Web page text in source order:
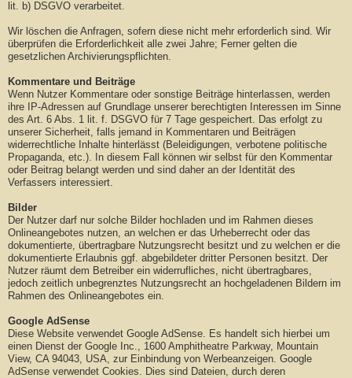
lit. b) DSGVO verarbeitet.
Wir löschen die Anfragen, sofern diese nicht mehr erforderlich sind. Wir
überprüfen die Erforderlichkeit alle zwei Jahre; Ferner gelten die
gesetzlichen Archivierungspflichten.
Kommentare und Beiträge
Wenn Nutzer Kommentare oder sonstige Beiträge hinterlassen, werden
ihre IP-Adressen auf Grundlage unserer berechtigten Interessen im Sinne
des Art. 6 Abs. 1 lit. f. DSGVO für 7 Tage gespeichert. Das erfolgt zu
unserer Sicherheit, falls jemand in Kommentaren und Beiträgen
widerrechtliche Inhalte hinterlässt (Beleidigungen, verbotene politische
Propaganda, etc.). In diesem Fall können wir selbst für den Kommentar
oder Beitrag belangt werden und sind daher an der Identität des
Verfassers interessiert.
Bilder
Der Nutzer darf nur solche Bilder hochladen und im Rahmen dieses
Onlineangebotes nutzen, an welchen er das Urheberrecht oder das
dokumentierte, übertragbare Nutzungsrecht besitzt und zu welchen er die
dokumentierte Erlaubnis ggf. abgebildeter dritter Personen besitzt. Der
Nutzer räumt dem Betreiber ein widerrufliches, nicht übertragbares,
jedoch zeitlich unbegrenztes Nutzungsrecht an hochgeladenen Bildern im
Rahmen des Onlineangebotes ein.
Google AdSense
Diese Website verwendet Google AdSense. Es handelt sich hierbei um
einen Dienst der Google Inc., 1600 Amphitheatre Parkway, Mountain
View, CA 94043, USA, zur Einbindung von Werbeanzeigen. Google
AdSense verwendet Cookies. Dies sind Dateien, durch deren